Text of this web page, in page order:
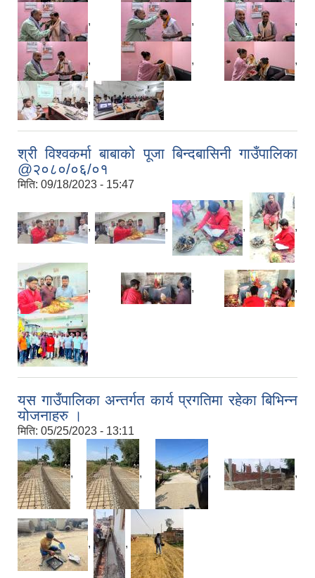
, , ,
, , ,
,
श्री विश्वकर्मा बाबाको पूजा बिन्दबासिनी गाउँपालिका
@२०८०/०६/०१
मिति: 09/18/2023 - 15:47
, , , ,
, , ,
यस गाउँपालिका अन्तर्गत कार्य प्रगतिमा रहेका बिभिन्न
योजनाहरु ।
मिति: 05/25/2023 - 13:11
, , , ,
, ,